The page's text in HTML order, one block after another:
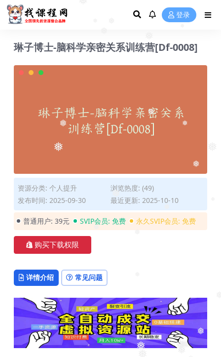
❅
❅
❅
❅
❅
❅
❅
❅
❅
❅
❅
登录
琳子博士-脑科学亲密关系训练营[Df-0008]
资源分类: 个人提升
浏览热度: (49)
发布时间: 2025-09-30
最近更新: 2025-10-10
普通用户: 39元 SVIP会员: 免费 永久SVIP会员: 免费
购买下载权限
详情介绍 常见问题